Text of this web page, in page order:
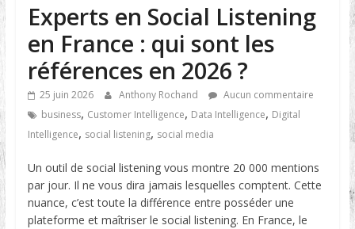
Experts en Social Listening
en France : qui sont les
références en 2026 ?
25 juin 2026 Anthony Rochand
Aucun commentaire
business, Customer Intelligence, Data Intelligence, Digital
Intelligence, social listening, social media
Un outil de social listening vous montre 20 000 mentions
par jour. Il ne vous dira jamais lesquelles comptent. Cette
nuance, c’est toute la différence entre posséder une
plateforme et maîtriser le social listening. En France, le